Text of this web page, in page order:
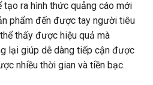
ra hình thức quảng cáo mới
phẩm đến được tay người tiêu
thấy được hiệu quả mà
lại giúp dễ dàng tiếp cận được
nhiều thời gian và tiền bạc.